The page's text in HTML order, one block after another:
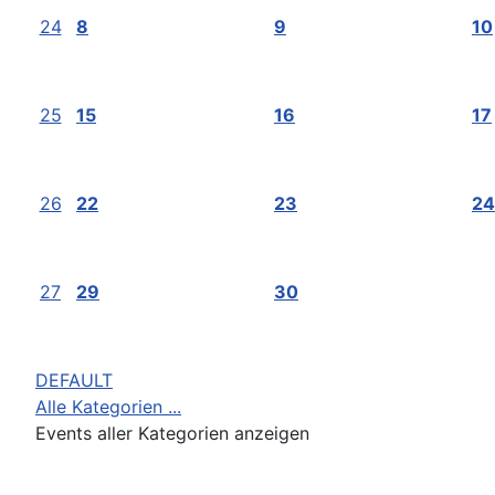
24 8 9 10
25 15 16 17
26 22 23 24
27 29
30
DEFAULT
Alle Kategorien ...
Events aller Kategorien anzeigen